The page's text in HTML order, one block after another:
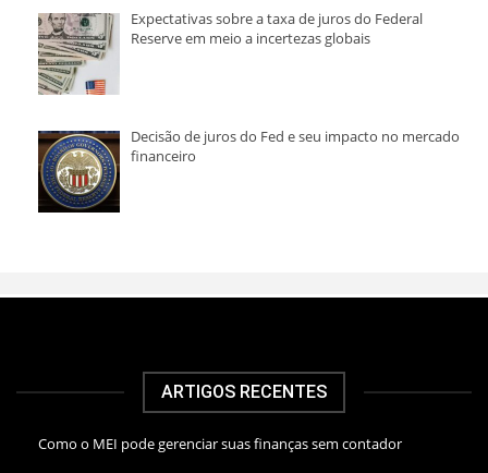
Expectativas sobre a taxa de juros do Federal
Reserve em meio a incertezas globais
Decisão de juros do Fed e seu impacto no mercado
financeiro
ARTIGOS RECENTES
Como o MEI pode gerenciar suas finanças sem contador